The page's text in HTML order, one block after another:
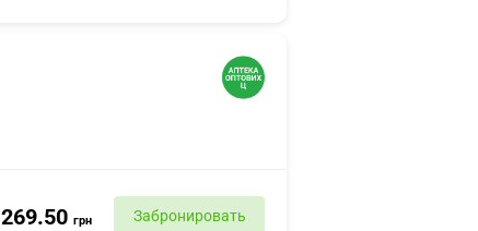
269.50 грн Забронировать